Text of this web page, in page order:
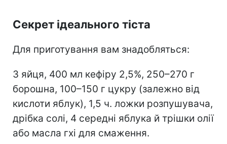
Секрет ідеального тіста
Для приготування вам знадобляться:
3 яйця, 400 мл кефіру 2,5%, 250–270 г
борошна, 100–150 г цукру (залежно від
кислоти яблук), 1,5 ч. ложки розпушувача,
дрібка солі, 4 середні яблука й трішки олії
або масла гхі для смаження.